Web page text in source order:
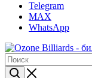
Telegram
MAX
WhatsApp